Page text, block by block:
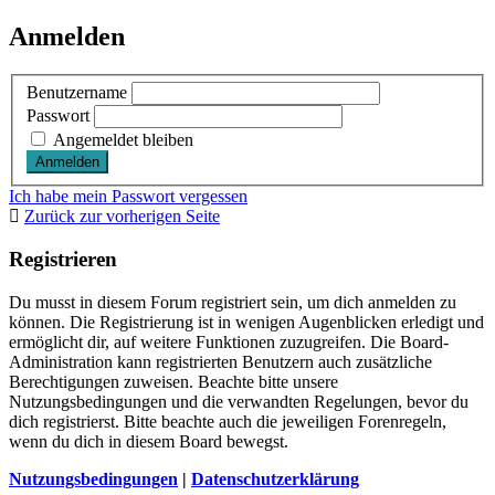
Anmelden
Benutzername
Passwort
Angemeldet bleiben
Ich habe mein Passwort vergessen
Zurück zur vorherigen Seite
Registrieren
Du musst in diesem Forum registriert sein, um dich anmelden zu
können. Die Registrierung ist in wenigen Augenblicken erledigt und
ermöglicht dir, auf weitere Funktionen zuzugreifen. Die Board-
Administration kann registrierten Benutzern auch zusätzliche
Berechtigungen zuweisen. Beachte bitte unsere
Nutzungsbedingungen und die verwandten Regelungen, bevor du
dich registrierst. Bitte beachte auch die jeweiligen Forenregeln,
wenn du dich in diesem Board bewegst.
Nutzungsbedingungen | Datenschutzerklärung